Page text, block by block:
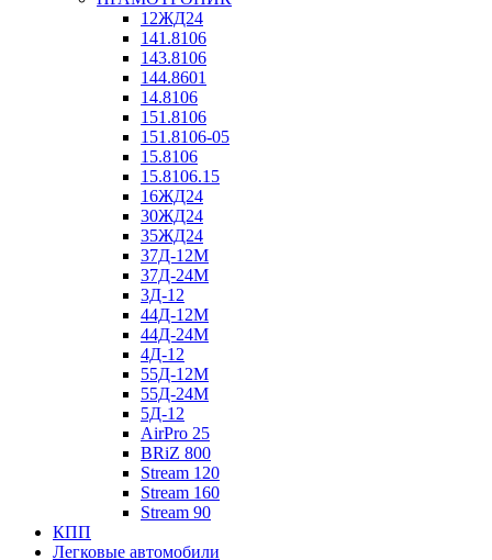
12ЖД24
141.8106
143.8106
144.8601
14.8106
151.8106
151.8106-05
15.8106
15.8106.15
16ЖД24
30ЖД24
35ЖД24
37Д-12М
37Д-24М
3Д-12
44Д-12М
44Д-24М
4Д-12
55Д-12М
55Д-24М
5Д-12
AirPro 25
BRiZ 800
Stream 120
Stream 160
Stream 90
КПП
Легковые автомобили